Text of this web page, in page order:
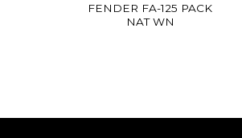
FENDER FA-125 PACK
NAT WN